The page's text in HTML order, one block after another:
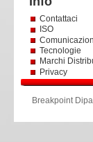
Contattaci
ISO
Tecnologie
Marchi
Privacy
Breakpoint